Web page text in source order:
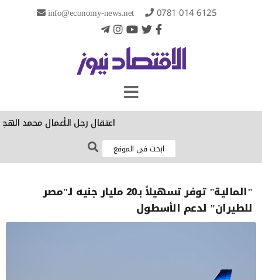
info@economy-news.net 0781 014 6125
‏اعتقال رجل الأعمال محمد
"المالية" توفر تسهيلاً بـ20 مليار جنيه لـ"مصر
للطيران" لدعم الأسطول